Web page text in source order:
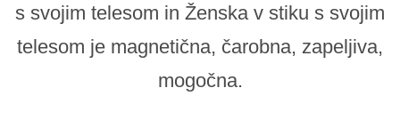
s svojim telesom in Ženska v stiku s svojim
telesom je magnetična, čarobna, zapeljiva,
mogočna.